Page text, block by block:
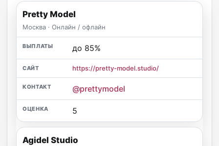
Pretty Model
Москва · Онлайн / офлайн
до 85%
https://pretty-model.studio/
@prettymodel
5
Agidel Studio